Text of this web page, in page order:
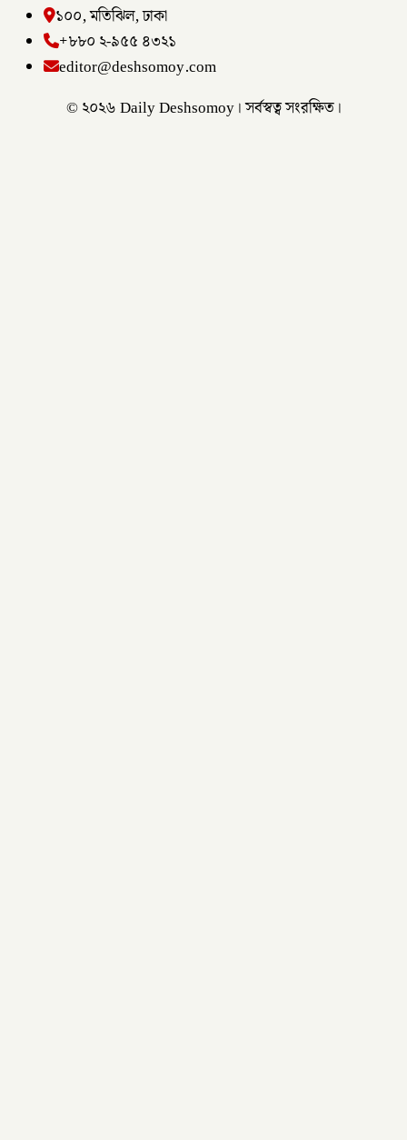
১০০, মতিঝিল, ঢাকা
+৮৮০ ২-৯৫৫ ৪৩২১
editor@deshsomoy.com
© ২০২৬ Daily Deshsomoy। সর্বস্বত্ব সংরক্ষিত।